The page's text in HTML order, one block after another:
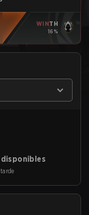
WINTH
16%